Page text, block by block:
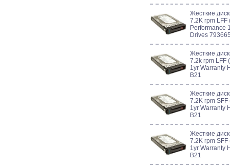
Жесткие
7.2K rpm LFF
Performance
Drives
Жесткие
7.2k rpm LFF
1yr Warranty
B21
Жесткие
7.2K rpm
1yr Warranty
B21
Жесткие
7.2K rpm
1yr Warranty
B21